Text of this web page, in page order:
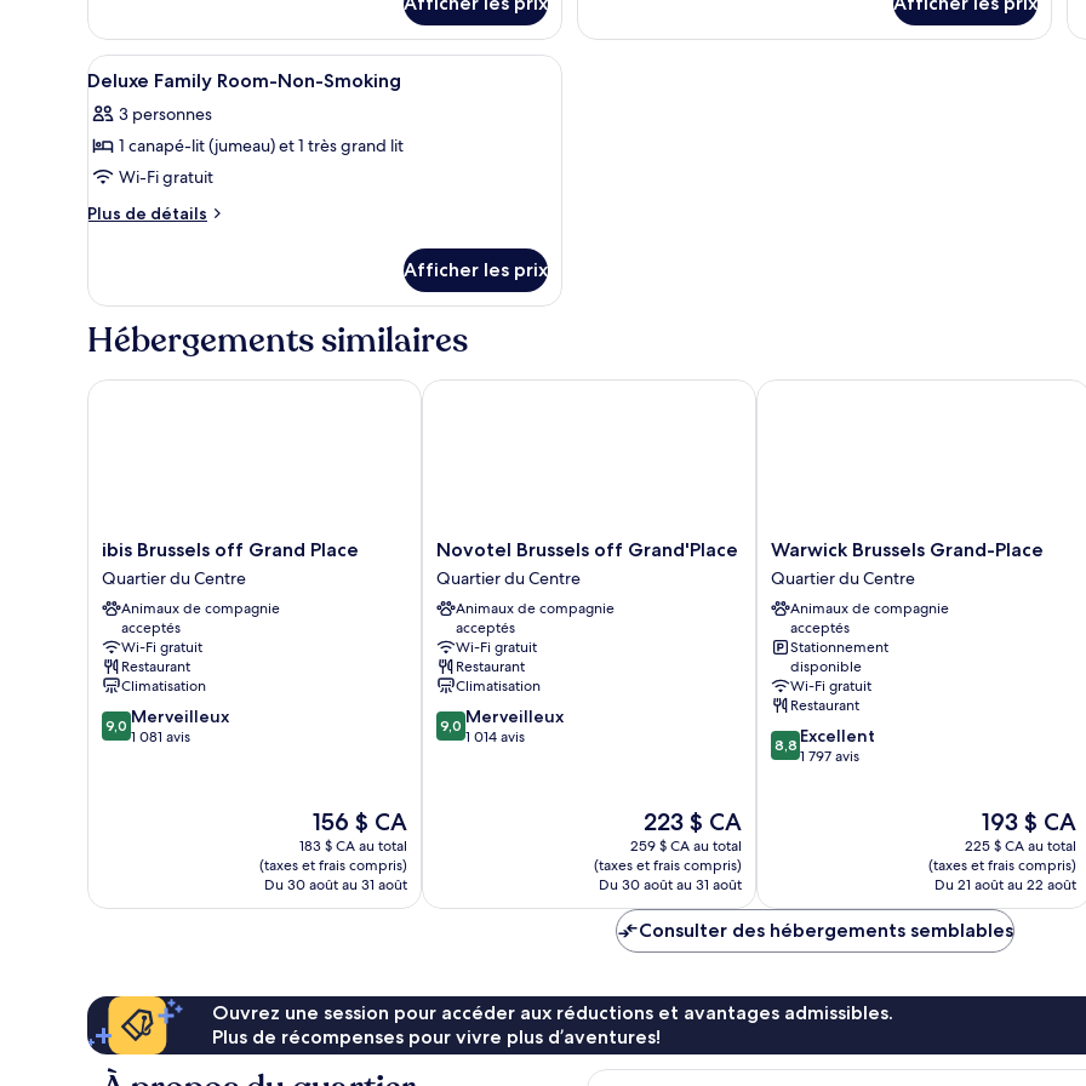
Handicap
Room
Afficher
toutes
les
photos
pour
ce
chambre :
Deluxe
Family
Room-
Non-
Literie de qualité, lit avec matelas Select Comfort, coffre-fort, bureau
11
Deluxe Family Room-Non-Smoking
3 personnes
1 canapé-lit (jumeau) et 1 très grand lit
Wi-Fi gratuit
Plus de détails
Plus
Deluxe
Family
Room-
Smoking
Afficher les prix
Hébergements similaires
ibis
Brussels
off
Grand
Place
Quartier
du
Centre
ibis Brussels off Grand Place
Quartier du Centre
Animaux de compagnie
acceptés
Wi-Fi gratuit
Restaurant
Climatisation
9.0
sur
9,0 Merveilleux
1 081 avis
Le
prix
est
de
156 $ CA
156 $ CA
183 $ CA au total
(taxes et frais compris)
Du 30 août au 31 août
ibis Brussels off Grand Place
Novotel
Brussels
off
Grand'Place
Quartier
du
Centre
Novotel Brussels off Grand'Place
Quartier du Centre
Animaux de compagnie
acceptés
Wi-Fi gratuit
Restaurant
Climatisation
9.0
sur
9,0 Merveilleux
1 014 avis
Le
prix
est
de
223 $ CA
223 $ CA
259 $ CA au total
(taxes et frais compris)
Du 30 août au 31 août
Novotel Brussels off Grand'Place
Warwick
Brussels
Grand-
Place
Quartier
du
Centre
Warwick Brussels Grand-Place
Quartier du Centre
Animaux de compagnie
acceptés
Stationnement
disponible
Wi-Fi gratuit
Restaurant
8.8
sur
8,8 Excellent
1 797 avis
Le
prix
est
de
193 $ CA
193 $ CA
225 $ CA au total
(taxes et frais compris)
Du 21 août au 22 août
Warwick Brussels Grand-Place
Consulter des hébergements semblables
Ouvrez une session pour accéder aux réductions et avantages admissibles.
Plus de récompenses pour vivre plus d’aventures!